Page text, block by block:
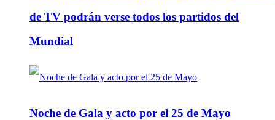
de TV podrán verse todos los partidos del
Mundial
Noche de Gala y acto por el 25 de Mayo